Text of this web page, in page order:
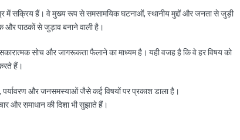
में सक्रिय हैं। वे मुख्य रूप से समसामयिक घटनाओं, स्थानीय मुद्दों और जनता से जुड़ी
पाठकों से जुड़ाव बनाने वाली है।
सोच और जागरूकता फैलाने का माध्यम है। यही वजह है कि वे हर विषय को
हैं।
पर्यावरण और जनसमस्याओं जैसे कई विषयों पर प्रकाश डाला है।
और समाधान की दिशा भी सुझाते हैं।